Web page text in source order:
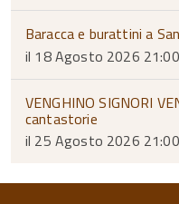
Baracca e burattini a
il 18 Agosto 2026 21:00
VENGHINO SIGNORI
cantastorie
il 25 Agosto 2026 21:00